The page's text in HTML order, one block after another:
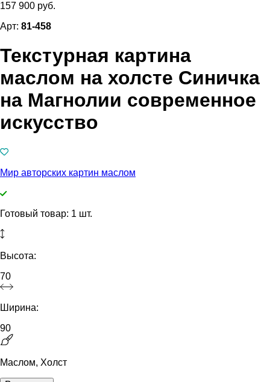
157 900 руб.
Арт: 81-458
Текстурная картина
маслом на холсте Синичка
на Магнолии современное
искусство
Мир авторских картин маслом
Готовый товар: 1 шт.
Высота:
70
Ширина:
90
Маслом, Холст